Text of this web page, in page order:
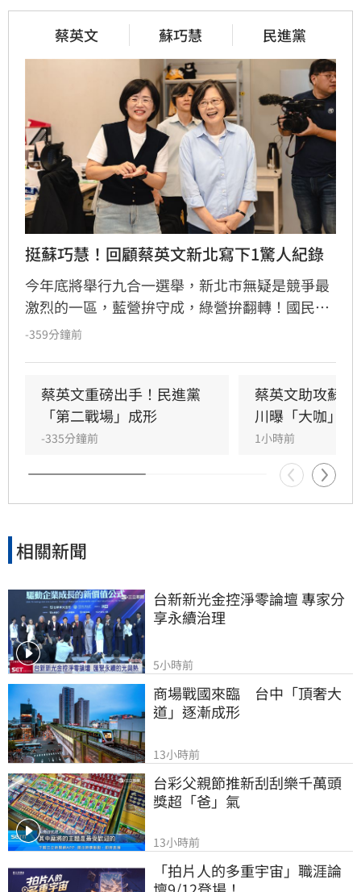
蔡英文 蘇巧慧 民進黨
挺蘇巧慧！回顧蔡英文新北寫下1驚人紀錄
今年底將舉行九合一選舉，新北市無疑是競爭最
激烈的一區，藍營拚守成，綠營拚翻轉！國民黨
參選人李四川與民進黨參選人蘇巧慧民調更是呈
主委時，蔡英文一口就答應。完成兩屆總統任期
的蔡英文，除了挾帶超高人氣之外，新北更是她
的「政壇起家厝」，三度在此橫掃百萬票，有望
-359分鐘前
蔡英文重磅出手！民進黨
「第二戰場」成形
-335分鐘前
蔡英文助攻蘇
川曝「大咖」應
1小時前
相關新聞
台新新光金控淨零論壇 專家分
享永續治理
5小時前
商場戰國來臨　台中「頂奢大
道」逐漸成形
13小時前
台彩父親節推新刮刮樂千萬頭
獎超「爸」氣
13小時前
「拍片人的多重宇宙」職涯論